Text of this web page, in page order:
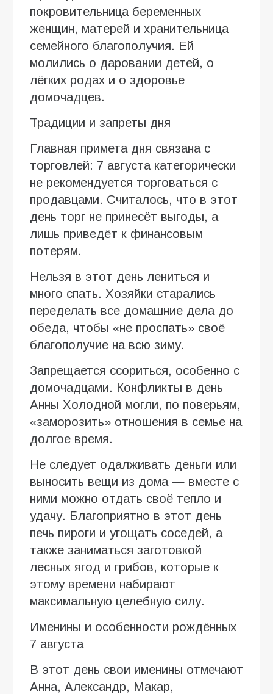
покровительница беременных
женщин, матерей и хранительница
семейного благополучия. Ей
молились о даровании детей, о
лёгких родах и о здоровье
домочадцев.
Традиции и запреты дня
Главная примета дня связана с
торговлей: 7 августа категорически
не рекомендуется торговаться с
продавцами. Считалось, что в этот
день торг не принесёт выгоды, а
лишь приведёт к финансовым
потерям.
Нельзя в этот день лениться и
много спать. Хозяйки старались
переделать все домашние дела до
обеда, чтобы «не проспать» своё
благополучие на всю зиму.
Запрещается ссориться, особенно с
домочадцами. Конфликты в день
Анны Холодной могли, по поверьям,
«заморозить» отношения в семье на
долгое время.
Не следует одалживать деньги или
выносить вещи из дома — вместе с
ними можно отдать своё тепло и
удачу. Благоприятно в этот день
печь пироги и угощать соседей, а
также заниматься заготовкой
лесных ягод и грибов, которые к
этому времени набирают
максимальную целебную силу.
Именины и особенности рождённых
7 августа
В этот день свои именины отмечают
Анна, Александр, Макар,